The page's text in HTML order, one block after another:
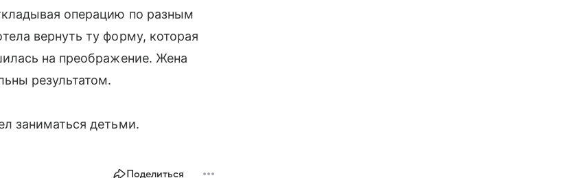
операцию по разным
вернуть ту форму, которая
на преображение. Жена
результатом.
заниматься детьми.
Поделиться